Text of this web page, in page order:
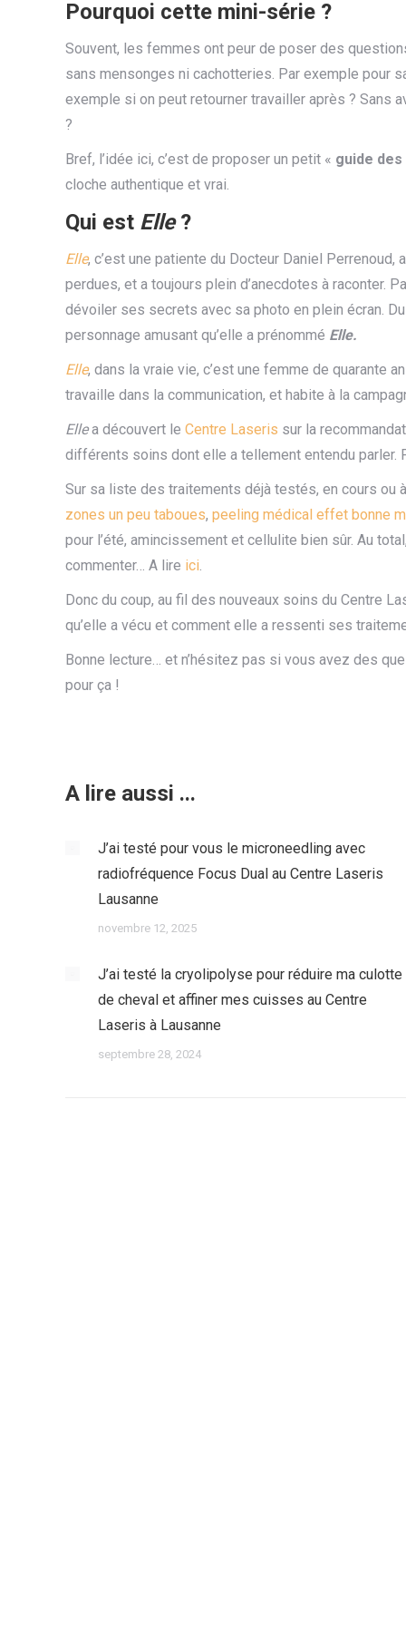
Pourquoi cette mini-série ?
Souvent, les femmes ont peur de poser des
sans mensonges ni cachotteries. Par exemple pour
exemple si on peut retourner travailler après ? Sans
?
Bref, l’idée ici, c’est de proposer un petit « guide
cloche authentique et vrai.
Qui est Elle?
Elle, c’est une patiente du Docteur Daniel
perdues, et a toujours plein d’anecdotes à raconter.
dévoiler ses secrets avec sa photo en plein écran.
personnage amusant qu’elle a prénommé Elle.
Elle, dans la vraie vie, c’est une femme de quarante
travaille dans la communication, et habite à la
Ellea découvert le Centre Laseris sur la
différents soins dont elle a tellement entendu parler.
Sur sa liste des traitements déjà testés, en cours ou
zones un peu taboues, peeling médical effet bonne
pour l’été, amincissement et cellulite bien sûr. Au
commenter… A lire ici.
Donc du coup, au fil des nouveaux soins du Centre
qu’elle a vécu et comment elle a ressenti ses
Bonne lecture… et n’hésitez pas si vous avez des
pour ça !
A lire aussi ...
J’ai testé pour vous le microneedling avec
radiofréquence Focus Dual au Centre Laseris
Lausanne
novembre 12, 2025
J’ai testé la cryolipolyse pour réduire ma culotte
de cheval et affiner mes cuisses au Centre
Laseris à Lausanne
septembre 28, 2024